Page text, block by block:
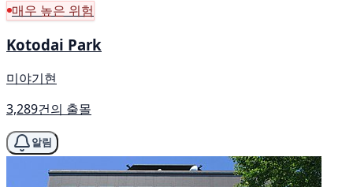
매우 높은 위험
Kotodai Park
미야기현
3,289건의 출몰
알림